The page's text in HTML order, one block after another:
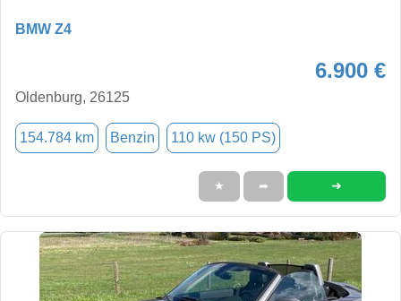
BMW Z4
6.900 €
Oldenburg, 26125
154.784 km Benzin 110 kw (150 PS)
★ ➦ ➜